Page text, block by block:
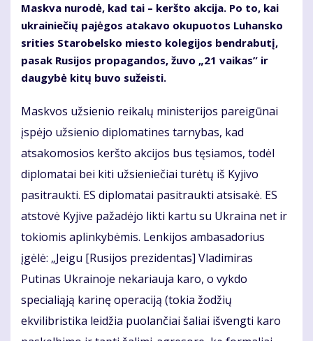
Maskva nurodė, kad tai – keršto akcija. Po to, kai
ukrainiečių pajėgos atakavo okupuotos Luhansko
srities Starobelsko miesto kolegijos bendrabutį,
pasak Rusijos propagandos, žuvo „21 vaikas” ir
daugybė kitų buvo sužeisti.
Maskvos užsienio reikalų ministerijos pareigūnai
įspėjo užsienio diplomatines tarnybas, kad
atsakomosios keršto akcijos bus tęsiamos, todėl
diplomatai bei kiti užsieniečiai turėtų iš Kyjivo
pasitraukti. ES diplomatai pasitraukti atsisakė. ES
atstovė Kyjive pažadėjo likti kartu su Ukraina net ir
tokiomis aplinkybėmis. Lenkijos ambasadorius
įgėlė: „Jeigu [Rusijos prezidentas] Vladimiras
Putinas Ukrainoje nekariauja karo, o vykdo
specialiąją karinę operaciją (tokia žodžių
ekvilibristika leidžia puolančiai šaliai išvengti karo